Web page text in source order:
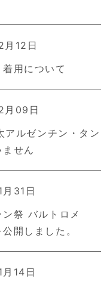
12日
用について
09日
アルゼンチン・タン
せん
31日
祭 バルトロメ
開しました。
14日